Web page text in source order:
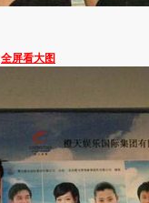
全屏看大图